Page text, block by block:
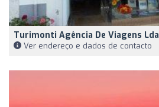
Turimonti Agência De Viagens Lda
Ver endereço e dados de contacto